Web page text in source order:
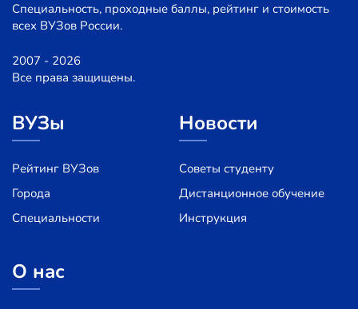
Специальность, проходные баллы, рейтинг и стоимость
всех ВУЗов России.
2007 - 2026
Все права защищены.
ВУЗы
Рейтинг ВУЗов
Города
Специальности
Новости
Советы студенту
Дистанционное обучение
Инструкция
О нас